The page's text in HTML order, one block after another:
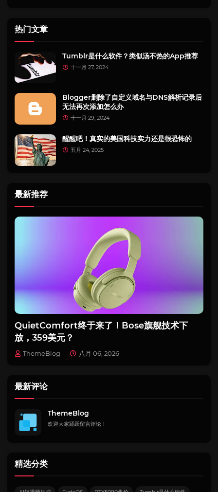
热门文章
Tumblr是什么软件？类似汤不热的App推荐
十一月 27, 2024
Blogger删除了自定义域名与DNS解析记录后
无法再次添加怎么办
十一月 29, 2024
醒醒吧！真实的美国科技实力还是很恐怖的
五月 24, 2025
最新推荐
QuietComfort终于来了！Bose旗舰技术下
放，359美元？
ThemeBlog 八月 06, 2026
最新评论
ThemeBlog
欢迎大家踊跃留言评论！
精选分类